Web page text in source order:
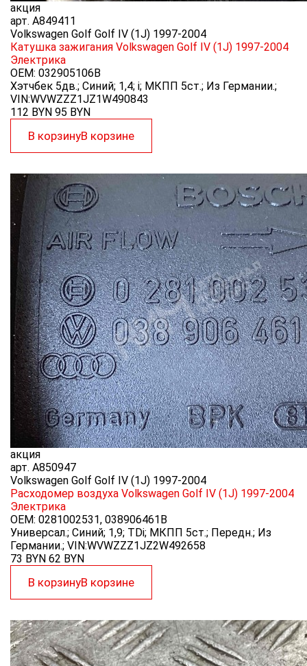
акция
арт. A849411
Volkswagen Golf Golf IV (1J) 1997-2004
Катушка зажигания Volkswagen Golf IV (1J) 1997-2004
Электрика
OEM: 032905106B
Хэтчбек 5дв.; Синий; 1,4; i; МКПП 5ст.; Из Германии.;
VIN:WVWZZZ1JZ1W490843
112 BYN 95 BYN
В корзинуВ корзине
акция
арт. A850947
Volkswagen Golf Golf IV (1J) 1997-2004
Расходомер воздуха Volkswagen Golf IV (1J) 1997-2004
Электрика
OEM: 0281002531, 038906461B
Универсал.; Синий; 1,9; TDi; МКПП 5ст.; Передн.; Из
Германии.; VIN:WVWZZZ1JZ2W492658
73 BYN 62 BYN
В корзинуВ корзине